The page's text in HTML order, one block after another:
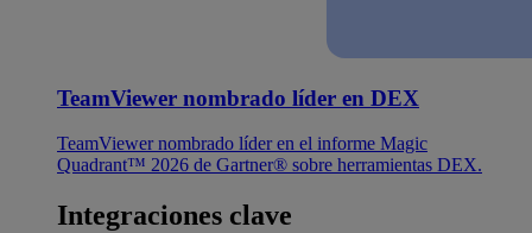
TeamViewer nombrado líder en DEX
TeamViewer nombrado líder en el informe Magic
Quadrant™ 2026 de Gartner® sobre herramientas DEX.
Integraciones clave